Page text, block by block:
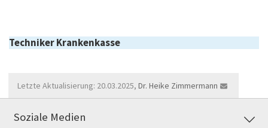
Techniker Krankenkasse
Letzte Aktualisierung: 20.03.2025, Dr. Heike Zimmermann
Soziale Medien